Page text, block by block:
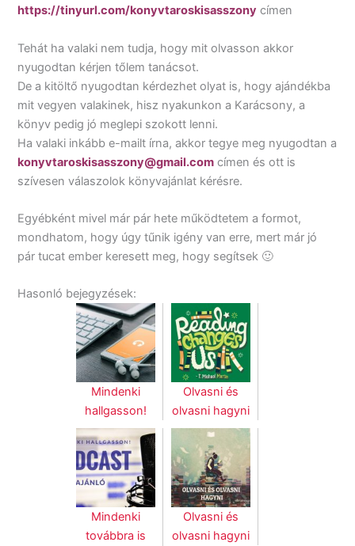
https://tinyurl.com/konyvtaroskisasszony címen
Tehát ha valaki nem tudja, hogy mit olvasson akkor
nyugodtan kérjen tőlem tanácsot.
De a kitöltő nyugodtan kérdezhet olyat is, hogy ajándékba
mit vegyen valakinek, hisz nyakunkon a Karácsony, a
könyv pedig jó meglepi szokott lenni.
Ha valaki inkább e-mailt írna, akkor tegye meg nyugodtan a
konyvtaroskisasszony@gmail.com címen és ott is
szívesen válaszolok könyvajánlat kérésre.
Egyébként mivel már pár hete működtetem a formot,
mondhatom, hogy úgy tűnik igény van erre, mert már jó
pár tucat ember keresett meg, hogy segítsek 🙂
Hasonló bejegyzések:
Mindenki
hallgasson!
Olvasni és
olvasni hagyni
Mindenki
továbbra is
Olvasni és
olvasni hagyni